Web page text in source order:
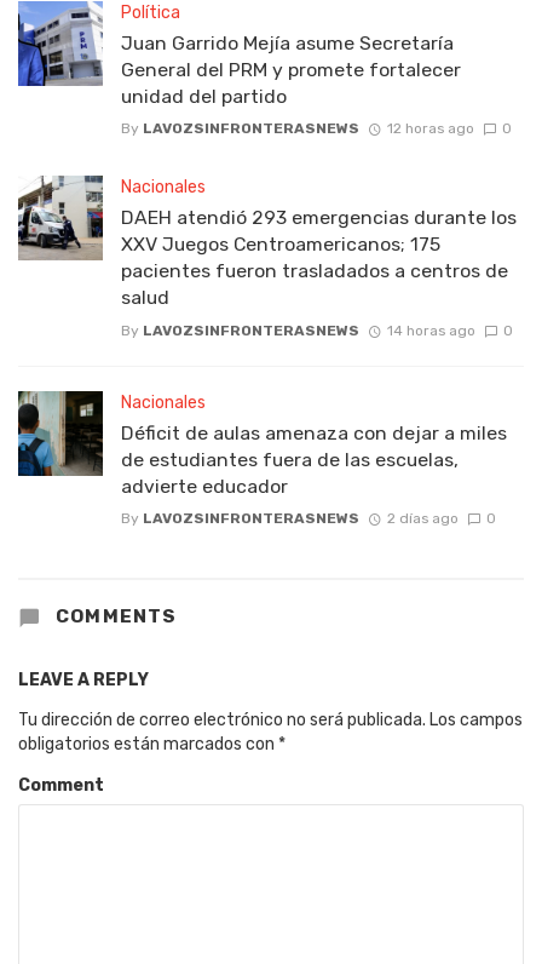
Política
Juan Garrido Mejía asume Secretaría
General del PRM y promete fortalecer
unidad del partido
By LAVOZSINFRONTERASNEWS 12 horas ago 0
Nacionales
DAEH atendió 293 emergencias durante los
XXV Juegos Centroamericanos; 175
pacientes fueron trasladados a centros de
salud
By LAVOZSINFRONTERASNEWS 14 horas ago 0
Nacionales
Déficit de aulas amenaza con dejar a miles
de estudiantes fuera de las escuelas,
advierte educador
By LAVOZSINFRONTERASNEWS 2 días ago 0
COMMENTS
LEAVE A REPLY
Tu dirección de correo electrónico no será publicada. Los campos
obligatorios están marcados con *
Comment